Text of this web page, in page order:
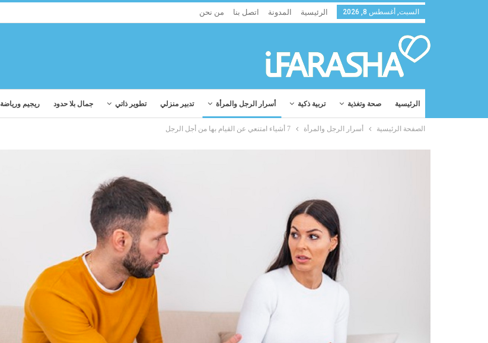
السبت, أغسطس 8, 2026 الرئيسية المدونة اتصل بنا من نحن
الرئيسية صحة وتغذية تربية ذكية أسرار الرجل والمرأة تدبير منزلي تطوير ذاتي جمال بلا حدود ريجيم ورياضة
الصفحة الرئيسية أسرار الرجل والمرأة 7 أشياء امتنعي عن القيام بها من أجل الرجل